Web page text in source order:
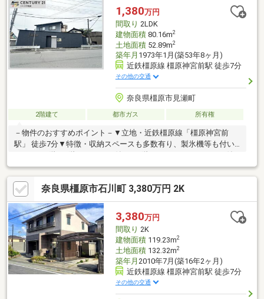
約１４７０ｍ）・橿原市立畝傍中学校（徒歩１１分、約８５０
ｍ）
1,380万円
間取り 2LDK
建物面積80.16m2
土地面積52.89m2
築年月 1973年1月(築53年8ヶ月)
近鉄橿原線 橿原神宮前駅 徒歩7分
その他の交通
奈良県橿原市見瀬町
2階建て 都市ガス 所有権
－物件のおすすめポイント－▼立地・近鉄橿原線「橿原神宮前
駅」 徒歩7分▼特徴・収納スペースも多数有り、製氷機等も付い
いてます▼周辺環境・畝傍南小学校まで約300m・畝傍中学校まで
約1.1ｋｍ◆当社では、ネットで他社様が広告している物件も同時
に紹介・案内可能です。併せて内覧を希望される際は、物件名を
担当者までお申し付け下さい。
奈良県橿原市石川町 3,380万円 2K
3,380万円
間取り 2K
建物面積119.23m2
土地面積132.32m2
築年月 2010年7月(築16年2ヶ月)
近鉄橿原線 橿原神宮前駅 徒歩7分
その他の交通